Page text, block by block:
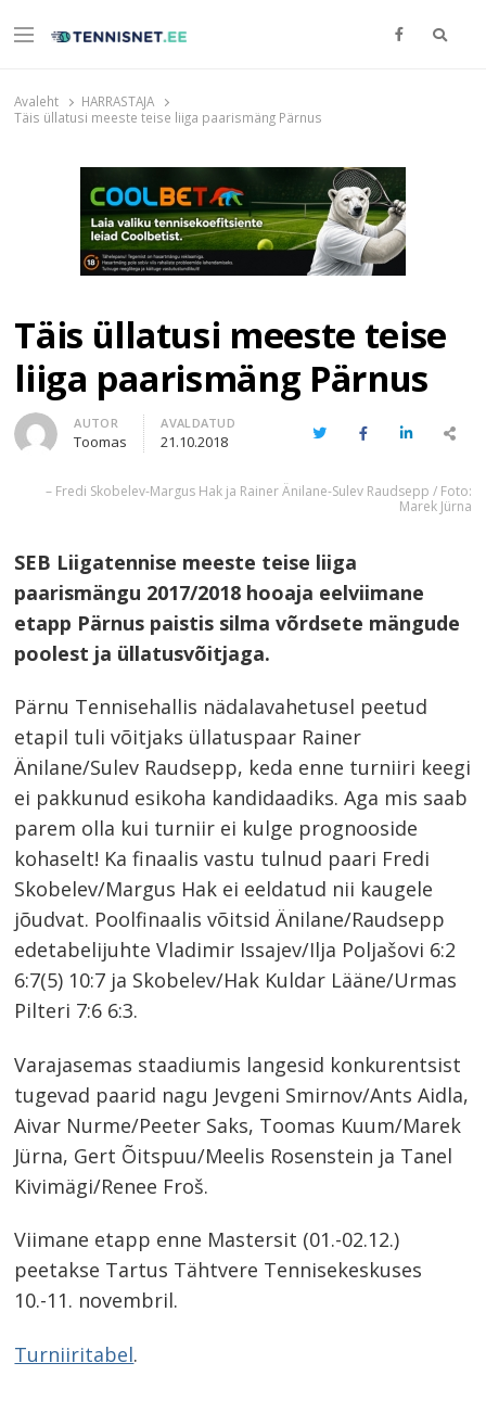
Menu Otsi
Avaleht
HARRASTAJA
Täis üllatusi meeste teise liiga paarismäng Pärnus
Täis üllatusi meeste teise
liiga paarismäng Pärnus
Author
AUTOR
Toomas
AVALDATUD
21.10.2018 TwitterFacebookLinkedInShare
– Fredi Skobelev-Margus Hak ja Rainer Änilane-Sulev Raudsepp / Foto:
Marek Jürna
SEB Liigatennise meeste teise liiga
paarismängu 2017/2018 hooaja eelviimane
etapp Pärnus paistis silma võrdsete mängude
poolest ja üllatusvõitjaga.
Pärnu Tennisehallis nädalavahetusel peetud
etapil tuli võitjaks üllatuspaar Rainer
Änilane/Sulev Raudsepp, keda enne turniiri keegi
ei pakkunud esikoha kandidaadiks. Aga mis saab
parem olla kui turniir ei kulge prognooside
kohaselt! Ka finaalis vastu tulnud paari Fredi
Skobelev/Margus Hak ei eeldatud nii kaugele
jõudvat. Poolfinaalis võitsid Änilane/Raudsepp
edetabelijuhte Vladimir Issajev/Ilja Poljašovi 6:2
6:7(5) 10:7 ja Skobelev/Hak Kuldar Lääne/Urmas
Pilteri 7:6 6:3.
Varajasemas staadiumis langesid konkurentsist
tugevad paarid nagu Jevgeni Smirnov/Ants Aidla,
Aivar Nurme/Peeter Saks, Toomas Kuum/Marek
Jürna, Gert Õitspuu/Meelis Rosenstein ja Tanel
Kivimägi/Renee Froš.
Viimane etapp enne Mastersit (01.-02.12.)
peetakse Tartus Tähtvere Tennisekeskuses
10.-11. novembril.
Turniiritabel.